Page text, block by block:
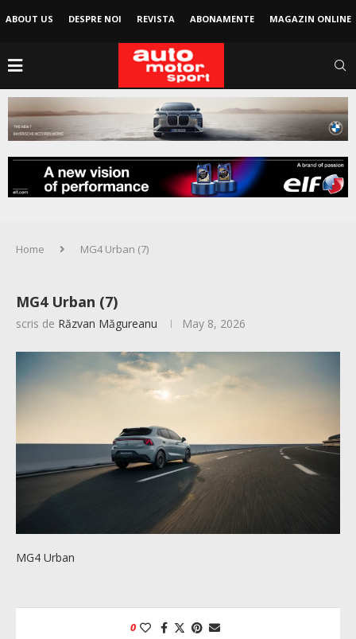
ABOUT US DESPRE NOI REVISTA ABONAMENTE MAGAZIN ONLINE
Home MG4 Urban (7)
MG4 Urban (7)
scris de Răzvan Măgureanu May 8, 2026
MG4 Urban
0